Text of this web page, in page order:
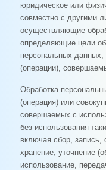
юридическое или
совместно с другими
осуществляющие
определяющие цели
персональных
(операции),
Обработка
(операция) или
совершаемых с
без использования
включая сбор, запись,
хранение, уточнение
использование,